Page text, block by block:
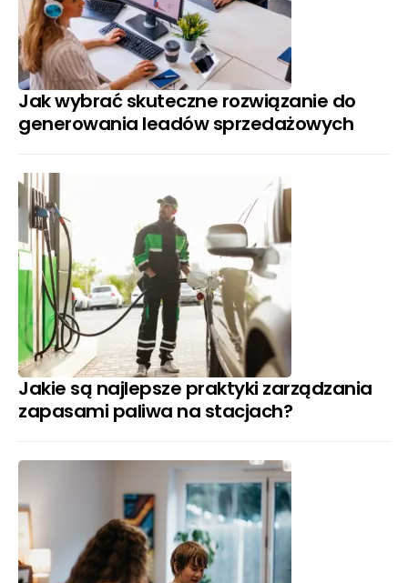
Jak wybrać skuteczne rozwiązanie do
generowania leadów sprzedażowych
Jakie są najlepsze praktyki zarządzania
zapasami paliwa na stacjach?